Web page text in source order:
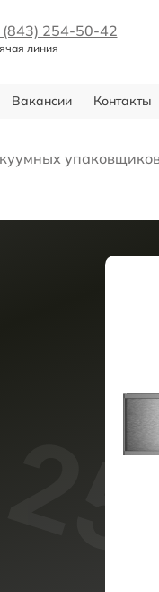
(843) 254-50-42
линия
Вакансии Контакты